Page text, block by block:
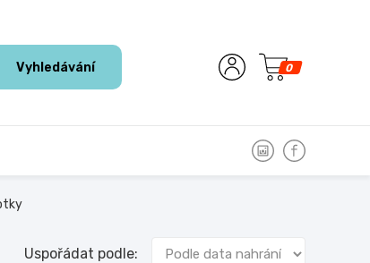
Vyhledávání 0
Uspořádat podle: